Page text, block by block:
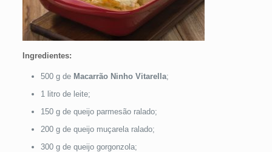
Ingredientes:
500 g de Macarrão Ninho Vitarella;
1 litro de leite;
150 g de queijo parmesão ralado;
200 g de queijo muçarela ralado;
300 g de queijo gorgonzola;